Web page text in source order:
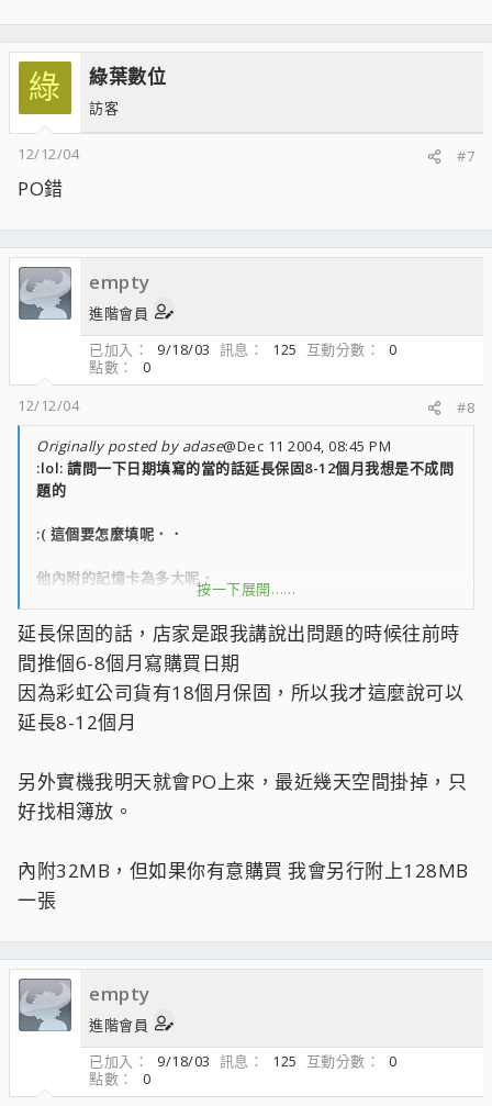
綠 綠葉數位
訪客
12/12/04 #7
PO錯
empty
進階會員
已加入
9/18/03 訊息 125 互動分數
0
點數
0
12/12/04
#8
Originally posted by adase@Dec 11 2004, 08:45 PM
:lol: 請問一下日期填寫的當的話延長保固8-12個月我想是不成問
題的
:( 這個要怎麼填呢．．
他內附的記憶卡為多大呢．
;rr; 有點心動．．．
＞－＜”想看實機啊．．．
按一下展開……
延長保固的話，店家是跟我講說出問題的時候往前時
間推個6-8個月寫購買日期
因為彩虹公司貨有18個月保固，所以我才這麼說可以
延長8-12個月
另外實機我明天就會PO上來，最近幾天空間掛掉，只
好找相簿放。
內附32MB，但如果你有意購買 我會另行附上128MB
一張
empty
進階會員
已加入
9/18/03 訊息 125 互動分數
0
點數
0